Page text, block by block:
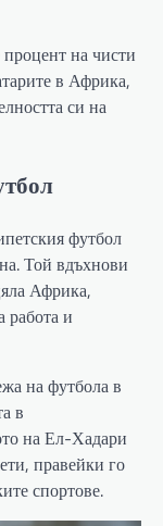
на чисти
в Африка,
си на
футбол
Той вдъхнови
Африка,
работа и
на футбола в
в
на Ел-Хадари
правейки го
спортове.